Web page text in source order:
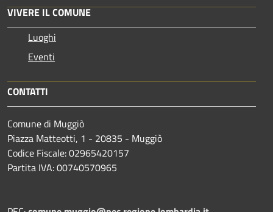
VIVERE IL COMUNE
Luoghi
Eventi
CONTATTI
Comune di Muggiò
Piazza Matteotti, 1 - 20835 - Muggiò
Codice Fiscale: 02965420157
Partita IVA: 00740570965